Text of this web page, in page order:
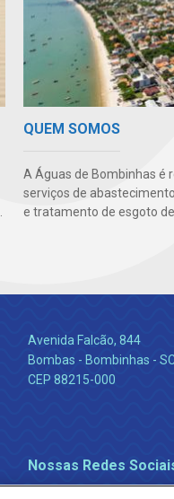
QUEM SOMOS
A Águas de Bombinhas é
serviços de
e tratamento de esgoto
Avenida Falcão, 844
Bombas - Bombinhas -
CEP 88215-000
Nossas Redes